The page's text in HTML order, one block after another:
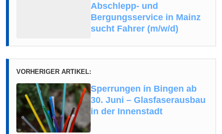
Abschlepp- und
Bergungsservice in Mainz
sucht Fahrer (m/w/d)
VORHERIGER ARTIKEL:
Sperrungen in Bingen ab
30. Juni – Glasfaserausbau
in der Innenstadt